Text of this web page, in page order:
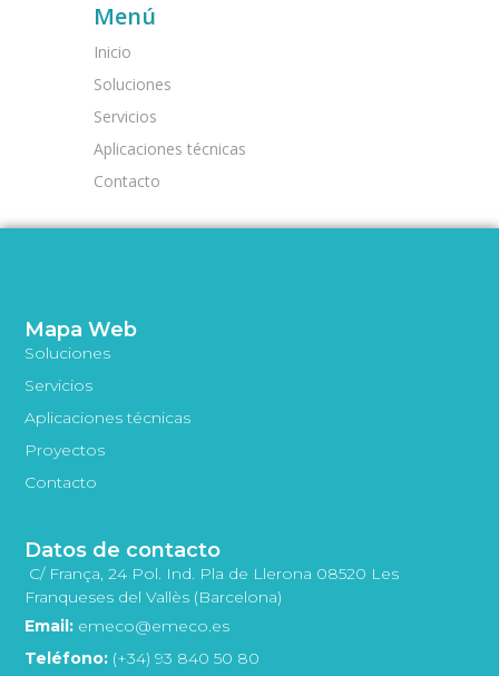
Menú
Inicio
Soluciones
Servicios
Aplicaciones técnicas
Contacto
Mapa Web
Soluciones
Servicios
Aplicaciones técnicas
Proyectos
Contacto
Datos de contacto
C/ França, 24 Pol. Ind. Pla de Llerona 08520 Les
Franqueses del Vallès (Barcelona)
Email: emeco@emeco.es
Teléfono: (+34) 93 840 50 80